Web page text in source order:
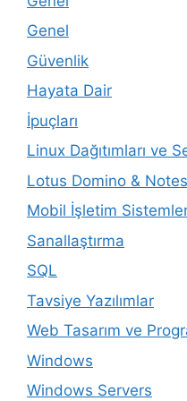
Genel
Güvenlik
Hayata Dair
İpuçları
Linux Dağıtımları ve
Lotus Domino & Notes
Mobil İşletim
Sanallaştırma
SQL
Tavsiye Yazılımlar
Web Tasarım ve
Windows
Windows Servers